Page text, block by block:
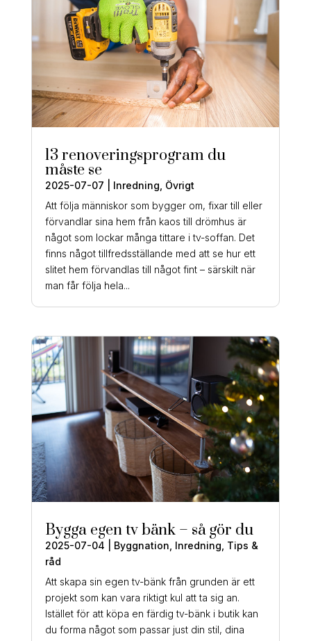
13 renoveringsprogram du
måste se
2025-07-07 Inredning Övrigt
Att följa människor som bygger om, fixar till eller
förvandlar sina hem från kaos till drömhus är
något som lockar många tittare i tv-soffan. Det
finns något tillfredsställande med att se hur ett
slitet hem förvandlas till något fint – särskilt när
man får följa hela...
Bygga egen tv bänk – så gör du
2025-07-04 Byggnation Inredning Tips &
råd
Att skapa sin egen tv-bänk från grunden är ett
projekt som kan vara riktigt kul att ta sig an.
Istället för att köpa en färdig tv-bänk i butik kan
du forma något som passar just din stil, dina